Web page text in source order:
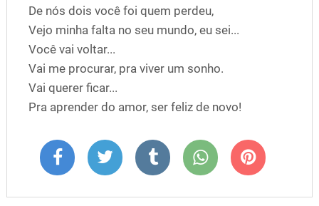
De nós dois você foi quem perdeu,
Vejo minha falta no seu mundo, eu sei...
Você vai voltar...
Vai me procurar, pra viver um sonho.
Vai querer ficar...
Pra aprender do amor, ser feliz de novo!